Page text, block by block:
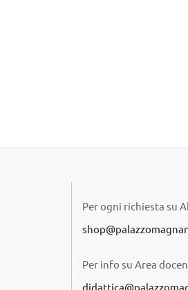
Per ogni richiesta su
Per info su Area